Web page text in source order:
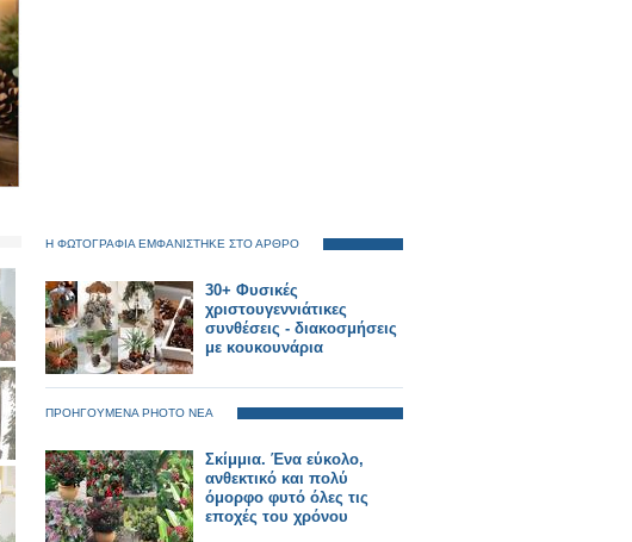
Η ΦΩΤΟΓΡΑΦΙΑ ΕΜΦΑΝΙΣΤΗΚΕ ΣΤΟ ΑΡΘΡΟ
30+ Φυσικές
χριστουγεννιάτικες
συνθέσεις - διακοσμήσεις
με κουκουνάρια
ΠΡΟΗΓΟΥΜΕΝΑ PHOTO ΝΕΑ
Σκίμμια. Ένα εύκολο,
ανθεκτικό και πολύ
όμορφο φυτό όλες τις
εποχές του χρόνου